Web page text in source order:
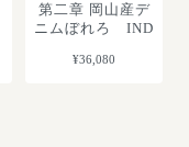
第二章 岡山産デ
ニムぼれろ IND
¥36,080